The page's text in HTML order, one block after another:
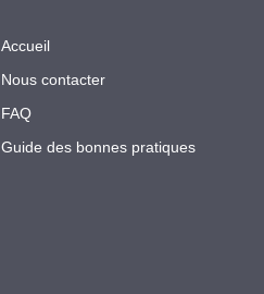
Accueil
Nous contacter
FAQ
Guide des bonnes pratiques